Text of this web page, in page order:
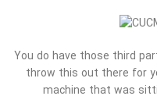
You do have those third
throw this out there for
machine that was